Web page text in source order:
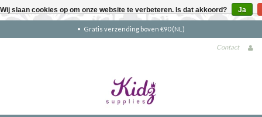
Gratis verzending boven €90 (NL)
Contact
Wij slaan cookies op om onze website te verbeteren. Is dat akkoord? Ja